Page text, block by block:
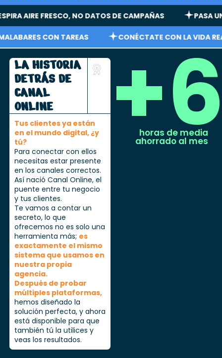
RESPIRA AIRE FRESCO, NO DATOS DE CAMPAÑAS PASA
CON TAREAS CONÉCTATE CON LA VIDA REAL,
LA HISTORIA
DETRÁS DE
CANAL
ONLINE
Tus clientes ya están
en el mundo digital, ¿y
tú?
Para conectar con ellos
necesitas estar presente
en los canales correctos.
Así nació Canal Online, el
puente entre tu negocio
y tus clientes.
Te vamos a contar un
secreto, lo que
ofrecemos no es solo una
herramienta más; es
exactamente el mismo
sistema que usamos en
nuestra propia
agencia.
Después de probar
múltiples plataformas,
hemos diseñado la
solución perfecta, y ahora
está disponible para que
también tú la utilices y
veas los resultados.
+horas de media
ahorrado al mes